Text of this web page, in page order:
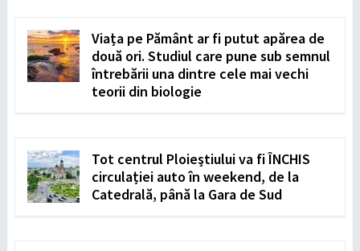
Viața pe Pământ ar fi putut apărea de
două ori. Studiul care pune sub semnul
întrebării una dintre cele mai vechi
teorii din biologie
Tot centrul Ploieștiului va fi ÎNCHIS
circulației auto în weekend, de la
Catedrală, până la Gara de Sud